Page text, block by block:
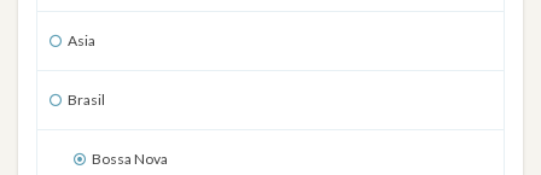
Asia
Brasil
Bossa Nova